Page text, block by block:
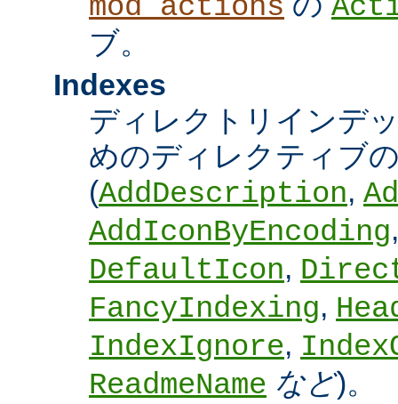
mod_actions
ブ。
Indexes
ディレクトリインデ
めのディレクティブ
(AddDescription,
AddIconByEncoding
DefaultIcon,
FancyIndexing,
IndexIgnore,
ReadmeName など)。